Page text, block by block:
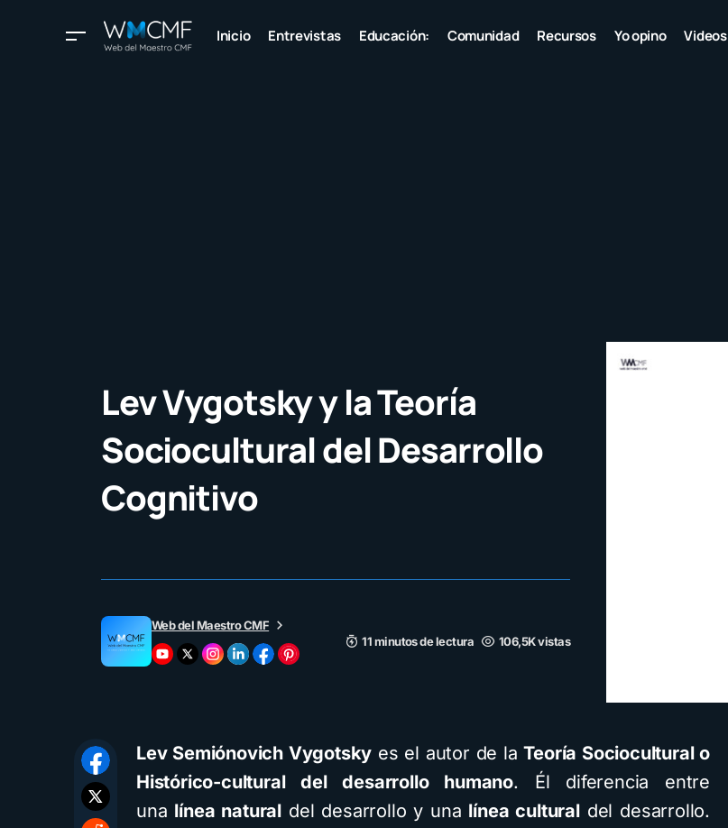
Inicio Entrevistas Educación: Comunidad Recursos Yo opino Videos
Lev Vygotsky y la Teoría
Sociocultural del Desarrollo
Cognitivo
Web del Maestro CMF
11 minutos de lectura
106,5K vistas
Lev Semiónovich Vygotsky es el autor de laTeoría Sociocultural o
Histórico-cultural del desarrollo humano. Él diferencia entre
una línea naturaldel desarrollo y una línea culturaldel desarrollo.